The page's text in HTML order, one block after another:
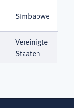
Simbabwe
Vereinigte
Staaten